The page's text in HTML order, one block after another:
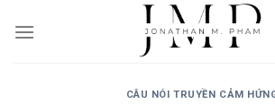
CÂU NÓI TRUYỀN CẢM